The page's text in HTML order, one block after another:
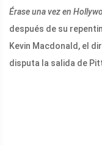
Érase una vez en
después de su
Kevin Macdonald, el
disputa la salida de